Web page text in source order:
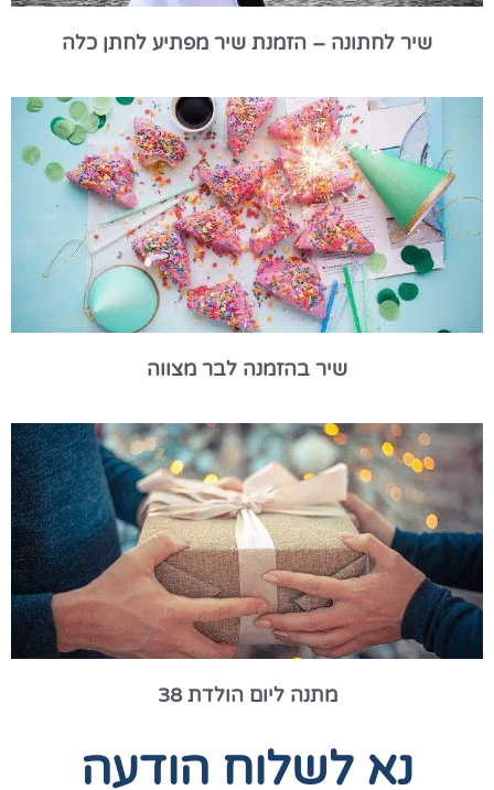
שיר לחתונה – הזמנת שיר מפתיע לחתן כלה
שיר בהזמנה לבר מצווה
מתנה ליום הולדת 38
נא לשלוח הודעה